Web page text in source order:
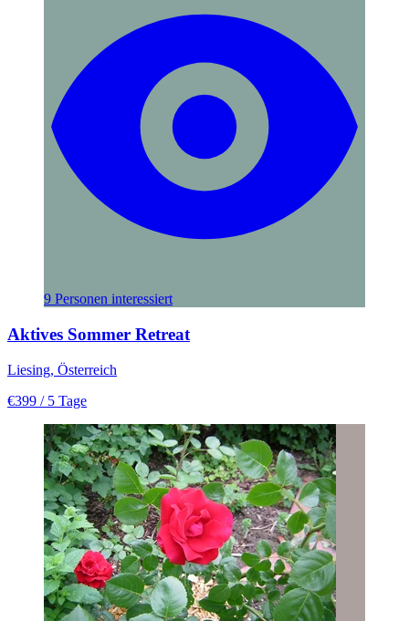
9 Personen interessiert
Aktives Sommer Retreat
Liesing, Österreich
€399 / 5 Tage